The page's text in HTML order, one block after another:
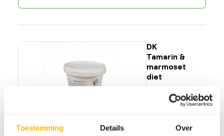
Toestemming Details Over
DK
Tamarin &
marmoset
diet
DK015
3 kg
SUCCESS:
UIT VOORRAAD LEVERBAAR